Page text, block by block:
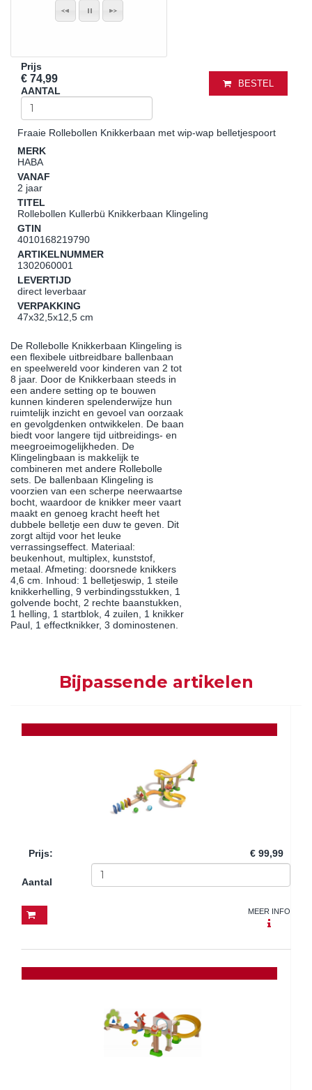
Prijs
€ 74,99
AANTAL
BESTEL
Fraaie Rollebollen Knikkerbaan met wip-wap belletjespoort
MERK
HABA
VANAF
2 jaar
TITEL
Rollebollen Kullerbü Knikkerbaan Klingeling
GTIN
4010168219790
ARTIKELNUMMER
1302060001
LEVERTIJD
direct leverbaar
VERPAKKING
47x32,5x12,5 cm
De Rollebolle Knikkerbaan Klingeling is
een flexibele uitbreidbare ballenbaan
en speelwereld voor kinderen van 2 tot
8 jaar. Door de Knikkerbaan steeds in
een andere setting op te bouwen
kunnen kinderen spelenderwijze hun
ruimtelijk inzicht en gevoel van oorzaak
en gevolgdenken ontwikkelen. De baan
biedt voor langere tijd uitbreidings- en
meegroeimogelijkheden. De
Klingelingbaan is makkelijk te
combineren met andere Rollebolle
sets. De ballenbaan Klingeling is
voorzien van een scherpe neerwaartse
bocht, waardoor de knikker meer vaart
maakt en genoeg kracht heeft het
dubbele belletje een duw te geven. Dit
zorgt altijd voor het leuke
verrassingseffect. Materiaal:
beukenhout, multiplex, kunststof,
metaal. Afmeting: doorsnede knikkers
4,6 cm. Inhoud: 1 belletjeswip, 1 steile
knikkerhelling, 9 verbindingsstukken, 1
golvende bocht, 2 rechte baanstukken,
1 helling, 1 startblok, 4 zuilen, 1 knikker
Paul, 1 effectknikker, 3 dominostenen.
Bijpassende artikelen
Prijs: € 99,99
Aantal
MEER INFO